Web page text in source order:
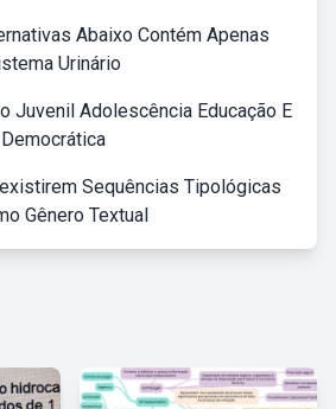
Abaixo Contém Apenas
Urinário
Juvenil Adolescência Educação E
Sequências Tipológicas
Gênero Textual